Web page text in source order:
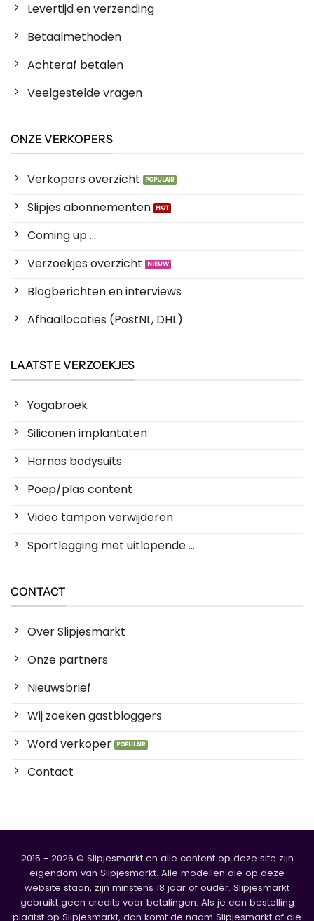
Levertijd en verzending
Betaalmethoden
Achteraf betalen
Veelgestelde vragen
ONZE VERKOPERS
Verkopers overzicht
Slipjes abonnementen
Coming up ...
Verzoekjes overzicht
Blogberichten en interviews
Afhaallocaties (PostNL, DHL)
LAATSTE VERZOEKJES
Yogabroek
Siliconen implantaten
Harnas bodysuits
Poep/plas content
Video tampon verwijderen
Sportlegging met uitlopende ...
CONTACT
Over Slipjesmarkt
Onze partners
Nieuwsbrief
Wij zoeken gastbloggers
Word verkoper
Contact
2015 - 2026 © Slipjesmarkt en alle content op deze site zijn
eigendom van Slipjesmarkt. Alle modellen die op deze
website staan, zijn minstens 18 jaar of ouder. Slipjesmarkt
gebruikt geen credits voor betalingen. Als je een bestelling
plaatst op Slipjesmarkt, dan komt de naam Slipjesmarkt of die